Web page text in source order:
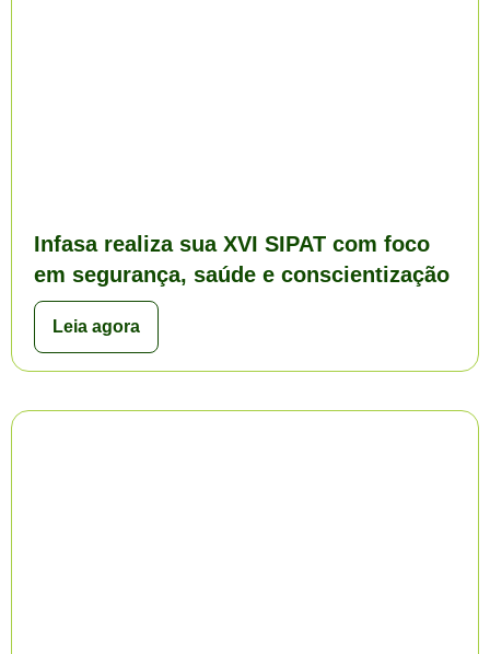
Infasa realiza sua XVI SIPAT com foco
em segurança, saúde e conscientização
Leia agora